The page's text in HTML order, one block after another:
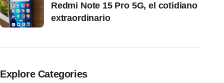
Redmi Note 15 Pro 5G, el cotidiano
extraordinario
Explore Categories